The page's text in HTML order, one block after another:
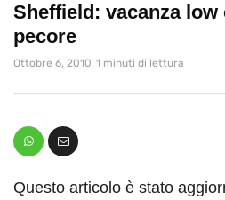
Sheffield: vacanza low
pecore
Ottobre 6, 2010 1 minuti di lettura
Questo articolo è stato